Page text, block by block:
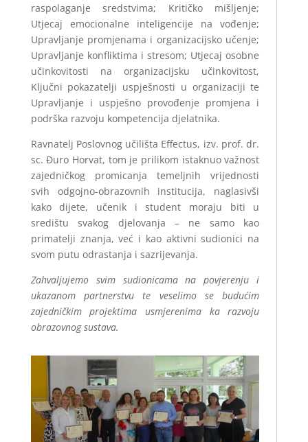
raspolaganje sredstvima; Kritičko mišljenje;
Utjecaj emocionalne inteligencije na vođenje;
Upravljanje promjenama i organizacijsko učenje;
Upravljanje konfliktima i stresom; Utjecaj osobne
učinkovitosti na organizacijsku učinkovitost,
Ključni pokazatelji uspješnosti u organizaciji te
Upravljanje i uspješno provođenje promjena i
podrška razvoju kompetencija djelatnika.
Ravnatelj Poslovnog učilišta Effectus, izv. prof. dr.
sc. Đuro Horvat, tom je prilikom istaknuo važnost
zajedničkog promicanja temeljnih vrijednosti
svih odgojno-obrazovnih institucija, naglasivši
kako dijete, učenik i student moraju biti u
središtu svakog djelovanja – ne samo kao
primatelji znanja, već i kao aktivni sudionici na
svom putu odrastanja i sazrijevanja.
Zahvaljujemo svim sudionicama na povjerenju i
ukazanom partnerstvu te veselimo se budućim
zajedničkim projektima usmjerenima ka razvoju
obrazovnog sustava.